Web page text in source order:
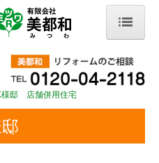
邸 店舗併用住宅